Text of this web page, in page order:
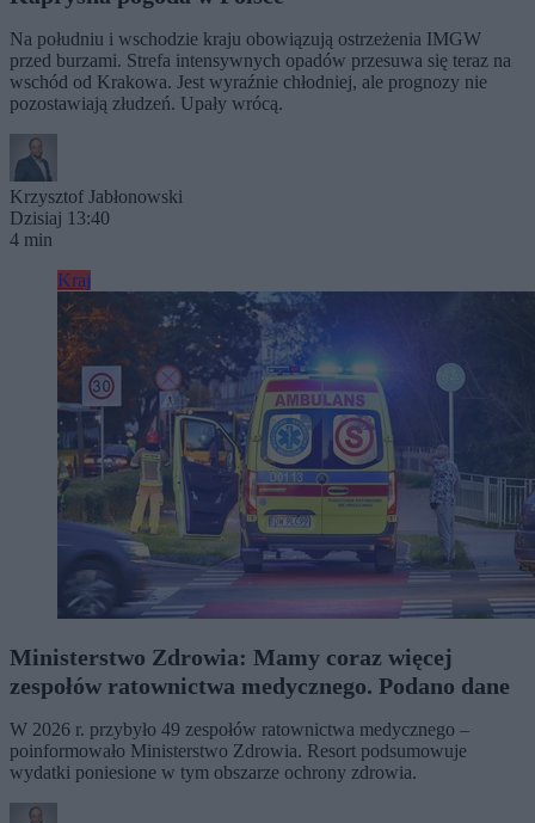
Na południu i wschodzie kraju obowiązują ostrzeżenia IMGW
przed burzami. Strefa intensywnych opadów przesuwa się teraz na
wschód od Krakowa. Jest wyraźnie chłodniej, ale prognozy nie
pozostawiają złudzeń. Upały wrócą.
Krzysztof Jabłonowski
Dzisiaj 13:40
4 min
Kraj
Ministerstwo Zdrowia: Mamy coraz więcej
zespołów ratownictwa medycznego. Podano dane
W 2026 r. przybyło 49 zespołów ratownictwa medycznego –
poinformowało Ministerstwo Zdrowia. Resort podsumowuje
wydatki poniesione w tym obszarze ochrony zdrowia.